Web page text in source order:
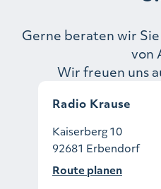
Gerne beraten wir
von
Wir freuen uns
Radio Krause
Kaiserberg 10
92681 Erbendorf
Route planen